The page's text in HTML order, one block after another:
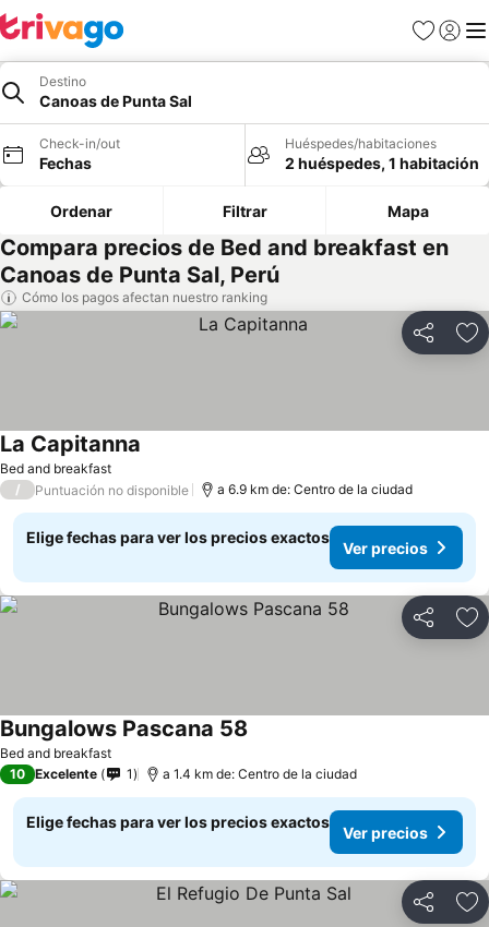
Favoritos
Iniciar
Destino
Canoas de Punta Sal
Check-in/out
Fechas
Huéspedes/habitaciones
2 huéspedes, 1 habitación
Ordenar Filtrar Mapa
Compara precios de Bed and breakfast en
Canoas de Punta Sal, Perú
Cómo los pagos afectan nuestro ranking
Compartir
Bed and breakfast
La Capitanna
/ Puntuación no disponible a 6.9 km de: Centro de la ciudad
Elige fechas para ver los precios exactos
Ver precios
Compartir
Bed and breakfast
Bungalows Pascana 58
10 Excelente 1 a 1.4 km de: Centro de la ciudad
Elige fechas para ver los precios exactos
Ver precios
Compartir